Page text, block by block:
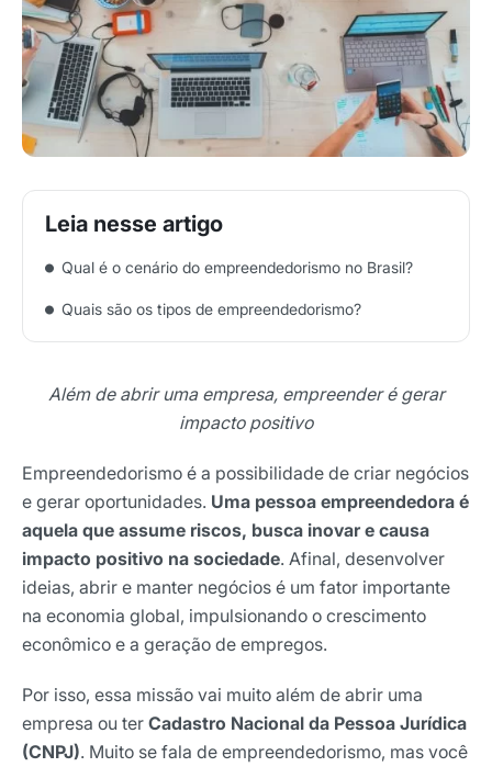
Qual é o cenário do empreendedorismo no Brasil?
Quais são os tipos de empreendedorismo?
Além de abrir uma empresa, empreender é gerar
impacto positivo
Empreendedorismo é a possibilidade de criar negócios
e gerar oportunidades. Uma pessoa empreendedora é
aquela que assume riscos, busca inovar e causa
impacto positivo na sociedade. Afinal, desenvolver
ideias, abrir e manter negócios é um fator importante
na economia global, impulsionando o crescimento
econômico e a geração de empregos.
Por isso, essa missão vai muito além de abrir uma
empresa ou ter Cadastro Nacional da Pessoa Jurídica
(CNPJ). Muito se fala de empreendedorismo, mas você